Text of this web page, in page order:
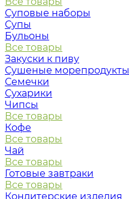
Суповые наборы
Супы
Бульоны
Все товары
Закуски к пиву
Сушеные морепродукты
Семечки
Сухарики
Чипсы
Все товары
Кофе
Все товары
Чай
Все товары
Готовые завтраки
Все товары
Кондитерские изделия